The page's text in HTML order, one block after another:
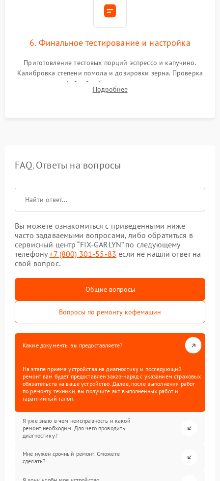
6. Финальное тестирование и настройка
Приготовление тестовых порций эспрессо и капучино.
Калибровка степени помола и дозировки зерна. Проверка
плотности кофейной таблетки, температуры напитка и
качества молочной пены. Контроль отсутствия посторонних
Подробнее
FAQ. Ответы на вопросы
Вы можете ознакомиться с приведенными ниже
часто задаваемыми вопросами, либо обратиться в
сервисный центр “FIX-GARLYN” по следующему
телефону+7 (800) 301-55-83 если не нашли ответ на
свой вопрос.
Общие вопросы
Вопросы по ремонту кофемашин
Какие документы вы предоставляете?
На этапе приема устройства на диагностику и последующий
ремонт вам будет предоставлен заказ-наряд с указанием страховых
обязательств на ваше устройство. Далее, после выполнения работ
по ремонту техники, вы получите акт выполненных работ и
гарантийный талон.
Я уже знаю в чем неисправность и какой
ремонт необходим. Для чего проводить
диагностику?
Мне нужен срочный ремонт. Сможете
сделать?